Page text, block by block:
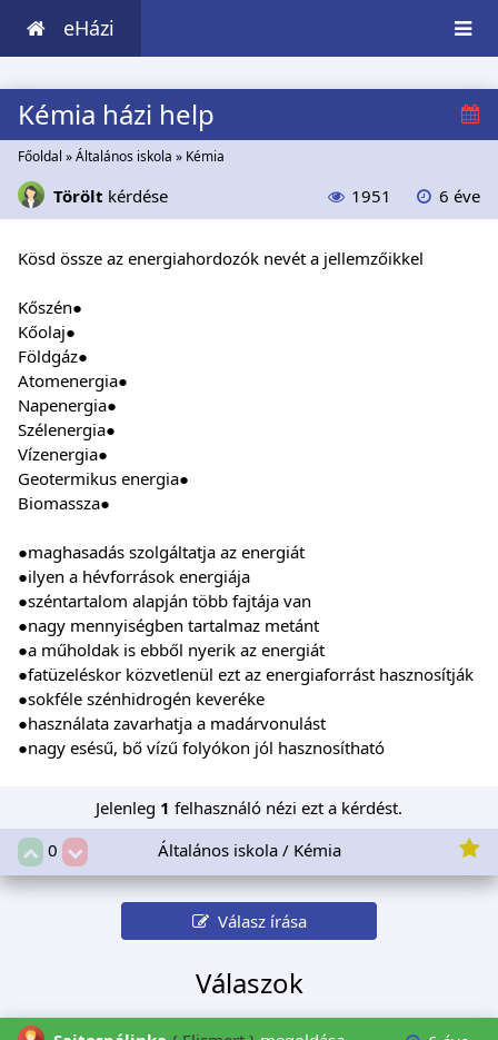
eHázi
Kémia házi help
Főoldal »Általános iskola » Kémia
Törölt kérdése 1951 6 éve
Kösd össze az energiahordozók nevét a jellemzőikkel
Kőszén●
Kőolaj●
Földgáz●
Atomenergia●
Napenergia●
Szélenergia●
Vízenergia●
Geotermikus energia●
Biomassza●
●maghasadás szolgáltatja az energiát
●ilyen a hévforrások energiája
●széntartalom alapján több fajtája van
●nagy mennyiségben tartalmaz metánt
●a műholdak is ebből nyerik az energiát
●fatüzeléskor közvetlenül ezt az energiaforrást hasznosítják
●sokféle szénhidrogén keveréke
●használata zavarhatja a madárvonulást
●nagy esésű, bő vízű folyókon jól hasznosítható
Jelenleg 1 felhasználó nézi ezt a kérdést.
0
Általános iskola / Kémia
Válasz írása
Válaszok